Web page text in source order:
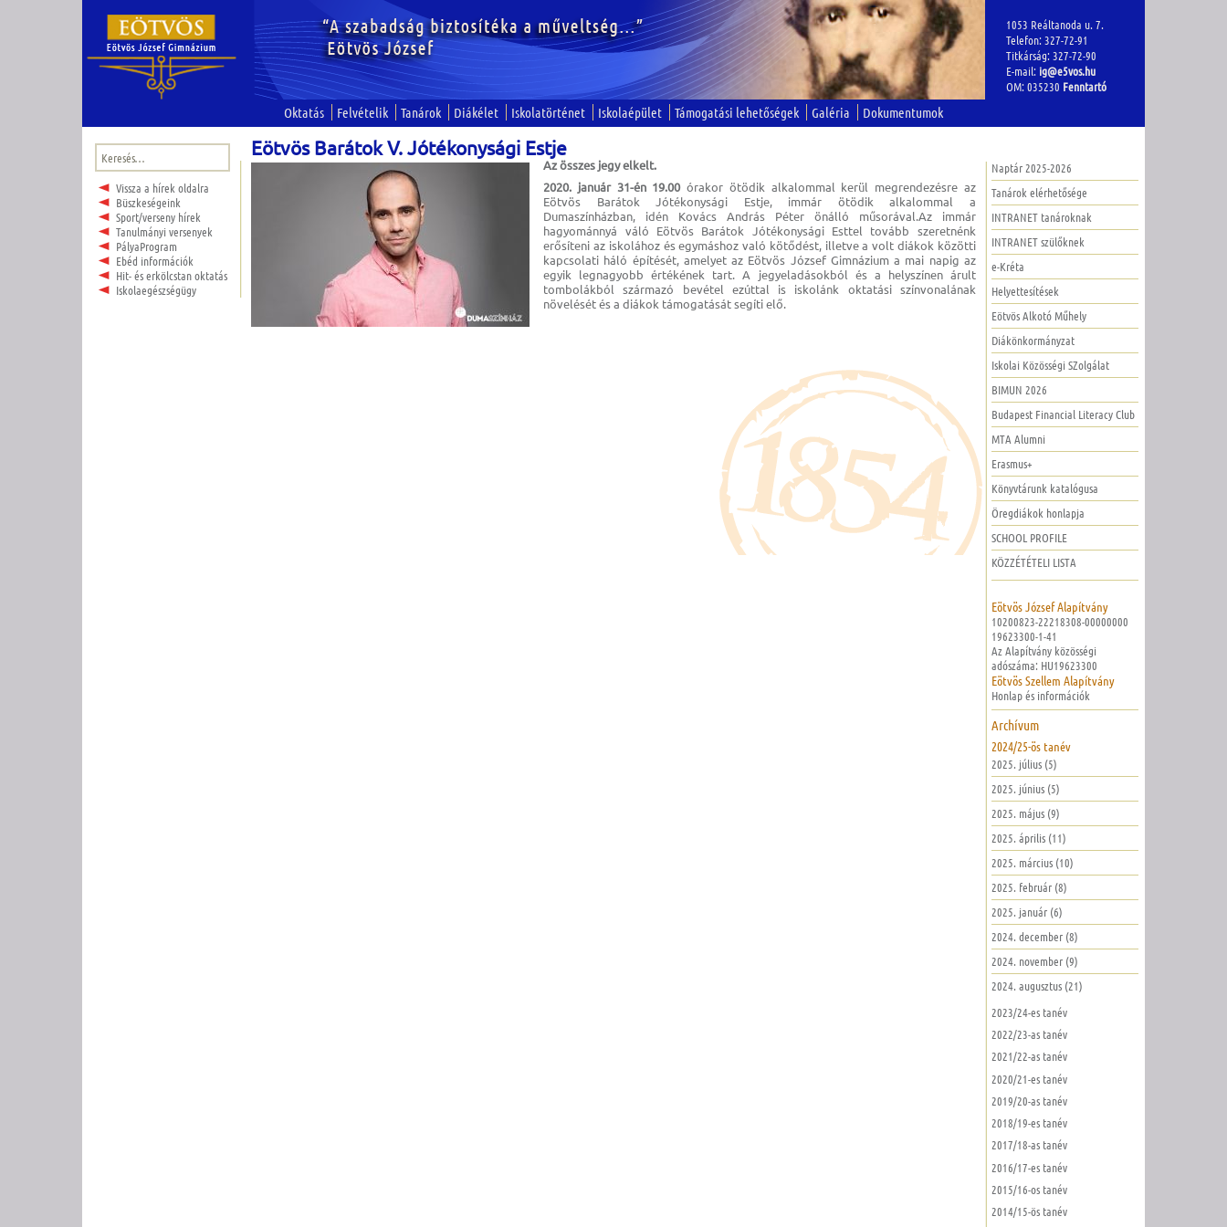
1053 Reáltanoda u. 7.
Telefon: 327-72-91
Titkárság: 327-72-90
E-mail: ig@e5vos.hu
OM: 035230 Fenntartó
Oktatás Felvételik Tanárok Diákélet Iskolatörténet Iskolaépület Támogatási lehetőségek Galéria Dokumentumok
Keresés:
Vissza a hírek oldalra
Büszkeségeink
Sport/verseny hírek
Tanulmányi versenyek
PályaProgram
Ebéd információk
Hit- és erkölcstan oktatás
Iskolaegészségügy
Eötvös Barátok V. Jótékonysági Estje
Az összes jegy elkelt.
2020. január 31-én 19.00órakor ötödik alkalommal kerül megrendezésre az
Eötvös Barátok Jótékonysági Estje, immár ötödik alkalommal a
Dumaszínházban, idén Kovács András Péter önálló műsorával.Az immár
hagyománnyá váló Eötvös Barátok Jótékonysági Esttel tovább szeretnénk
erősíteni az iskolához és egymáshoz való kötődést, illetve a volt diákok közötti
kapcsolati háló építését, amelyet az Eötvös József Gimnázium a mai napig az
egyik legnagyobb értékének tart. A jegyeladásokból és a helyszínen árult
tombolákból származó bevétel ezúttal is iskolánk oktatási színvonalának
növelését és a diákok támogatását segíti elő.
Naptár 2025-2026
Tanárok elérhetősége
INTRANET tanároknak
INTRANET szülőknek
e-Kréta
Helyettesítések
Eötvös Alkotó Műhely
Diákönkormányzat
Iskolai Közösségi SZolgálat
BIMUN 2026
Budapest Financial Literacy Club
MTA Alumni
Erasmus+
Könyvtárunk katalógusa
Öregdiákok honlapja
SCHOOL PROFILE
KÖZZÉTÉTELI LISTA
Eötvös József Alapítvány
10200823-22218308-00000000
19623300-1-41
Az Alapítvány közösségi
adószáma: HU19623300
Eötvös Szellem Alapítvány
Honlap és információk
Archívum
2024/25-ös tanév
2025. július (5)
2025. június (5)
2025. május (9)
2025. április (11)
2025. március (10)
2025. február (8)
2025. január (6)
2024. december (8)
2024. november (9)
2024. augusztus (21)
2023/24-es tanév
2022/23-as tanév
2021/22-as tanév
2020/21-es tanév
2019/20-as tanév
2018/19-es tanév
2017/18-as tanév
2016/17-es tanév
2015/16-os tanév
2014/15-ös tanév